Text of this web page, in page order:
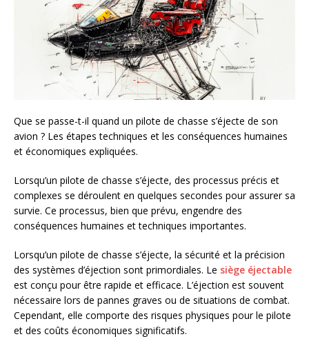
Que se passe-t-il quand un pilote de chasse s’éjecte de son
avion ? Les étapes techniques et les conséquences humaines
et économiques expliquées.
Lorsqu’un pilote de chasse s’éjecte, des processus précis et
complexes se déroulent en quelques secondes pour assurer sa
survie. Ce processus, bien que prévu, engendre des
conséquences humaines et techniques importantes.
Lorsqu’un pilote de chasse s’éjecte, la sécurité et la précision
des systèmes d’éjection sont primordiales. Le siège éjectable
est conçu pour être rapide et efficace. L’éjection est souvent
nécessaire lors de pannes graves ou de situations de combat.
Cependant, elle comporte des risques physiques pour le pilote
et des coûts économiques significatifs.